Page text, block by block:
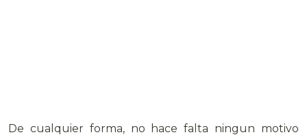
De cualquier forma, no hace falta ningun motivo